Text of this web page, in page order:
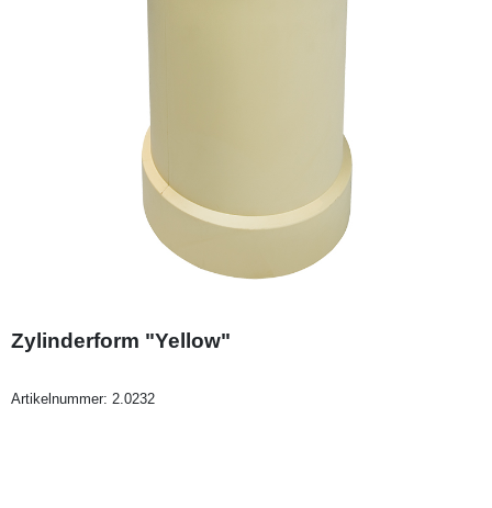
Zylinderform "Yellow"
Artikelnummer: 2.0232